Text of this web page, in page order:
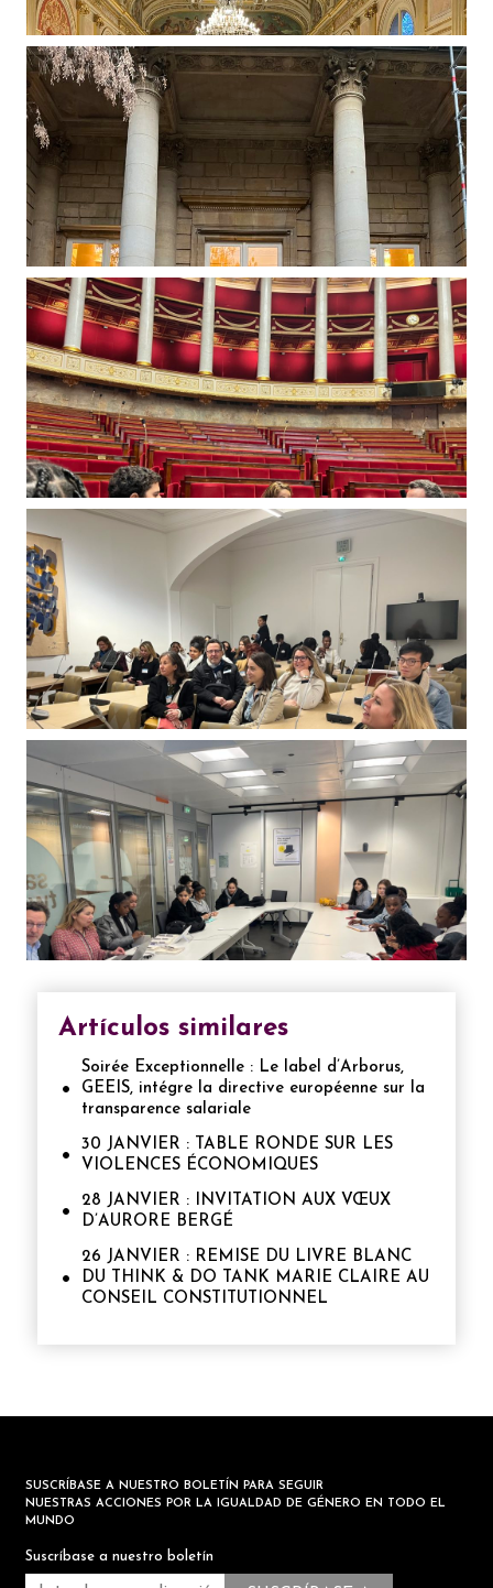
Artículos similares
Soirée Exceptionnelle : Le label d’Arborus,
GEEIS, intégre la directive européenne sur la
transparence salariale
30 JANVIER : TABLE RONDE SUR LES
VIOLENCES ÉCONOMIQUES
28 JANVIER : INVITATION AUX VŒUX
D’AURORE BERGÉ
26 JANVIER : REMISE DU LIVRE BLANC
DU THINK & DO TANK MARIE CLAIRE AU
CONSEIL CONSTITUTIONNEL
SUSCRÍBASE A NUESTRO BOLETÍN PARA SEGUIR
NUESTRAS ACCIONES POR LA IGUALDAD DE GÉNERO EN TODO EL
MUNDO
Suscríbase a nuestro boletín